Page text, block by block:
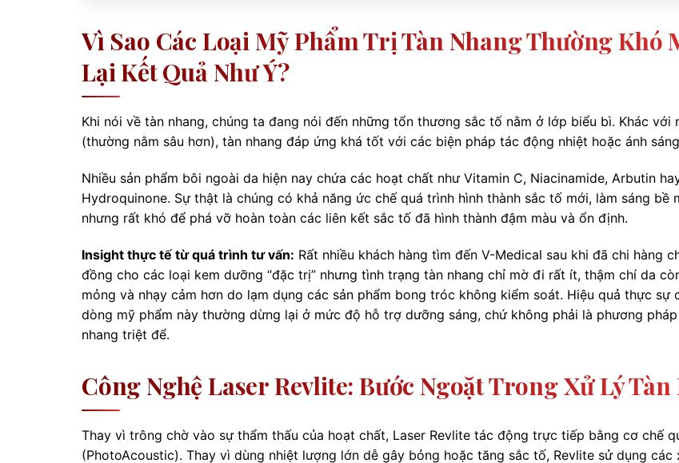
Vì Sao Các Loại Mỹ Phẩm Trị Tàn Nhang Thường Khó
Lại Kết Quả Như Ý?
Khi nói về tàn nhang, chúng ta đang nói đến những tổn thương sắc tố nằm ở lớp biểu bì. Khác với
(thường nằm sâu hơn), tàn nhang đáp ứng khá tốt với các biện pháp tác động nhiệt hoặc ánh
Nhiều sản phẩm bôi ngoài da hiện nay chứa các hoạt chất như Vitamin C, Niacinamide, Arbutin
Hydroquinone. Sự thật là chúng có khả năng ức chế quá trình hình thành sắc tố mới, làm sáng bề
nhưng rất khó để phá vỡ hoàn toàn các liên kết sắc tố đã hình thành đậm màu và ổn định.
Insight thực tế từ quá trình tư vấn: Rất nhiều khách hàng tìm đến V-Medical sau khi đã chi hàng
đồng cho các loại kem dưỡng “đặc trị” nhưng tình trạng tàn nhang chỉ mờ đi rất ít, thậm chí da
mỏng và nhạy cảm hơn do lạm dụng các sản phẩm bong tróc không kiểm soát. Hiệu quả thực sự
dòng mỹ phẩm này thường dừng lại ở mức độ hỗ trợ dưỡng sáng, chứ không phải là phương
nhang triệt để.
Công Nghệ Laser Revlite: Bước Ngoặt Trong Xử Lý
Thay vì trông chờ vào sự thẩm thấu của hoạt chất, Laser Revlite tác động trực tiếp bằng cơ chế
(PhotoAcoustic). Thay vì dùng nhiệt lượng lớn dễ gây bỏng hoặc tăng sắc tố, Revlite sử dụng các